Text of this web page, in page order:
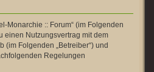
Monarchie :: Forum“ (im Folgenden
einen Nutzungsvertrag mit dem
(im Folgenden „Betreiber“) und
Regelungen